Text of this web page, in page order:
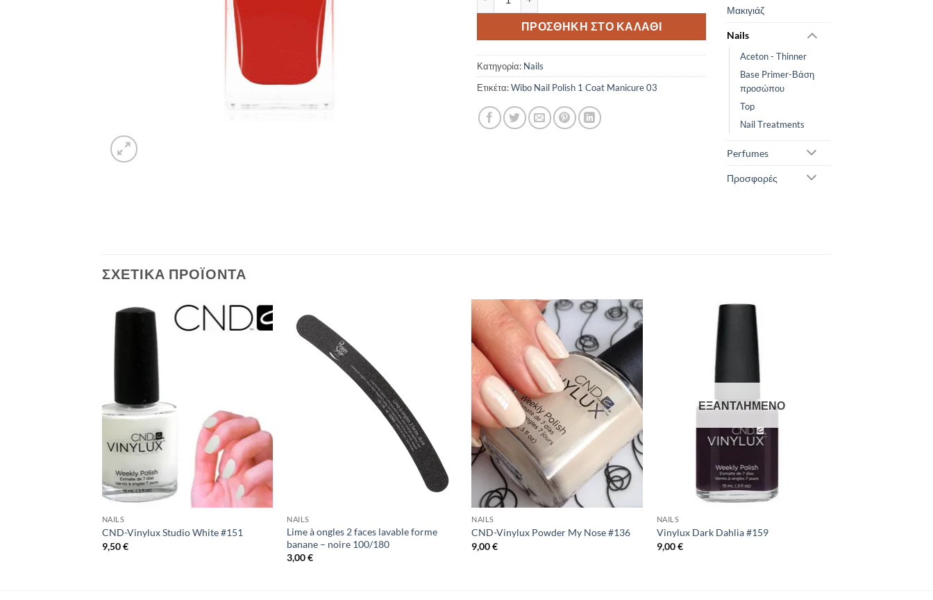
ΠΡΟΣΘΉΚΗ ΣΤΟ ΚΑΛΆΘΙ
Κατηγορία: Nails
Ετικέτα:Wibo Nail Polish 1 Coat Manicure 03
Μακιγιάζ
Nails
Aceton - Thinner
Base Primer-Βάση
προσώπου
Top
Νail Τreatments
Perfumes
Προσφορές
ΣΧΕΤΙΚΆ ΠΡΟΪΌΝΤΑ
NAILS
CND-Vinylux Studio White #151
9,50€
NAILS
Lime à ongles 2 faces lavable forme
banane – noire 100/180
3,00€
Add to
Wishlist
NAILS
CND-Vinylux Powder My Nose #136
9,00€
ΕΞΑΝΤΛΗΜΈΝΟ
NAILS
Vinylux Dark Dahlia #159
9,00€